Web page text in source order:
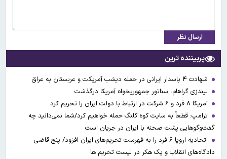
ارسال نظر
پربیننده ترین
شهادت ۴ پاسدار ایرانی در حمله دیشب آمریکت و عربستان به عراق
لیندزی گراهام، سناتور جمهوریخواه آمریکا درگذشت
آمریکا ۸ فرد و ۶ شرکت در ارتباط با دولت ایران را تحریم کرد
ترامپ: قطعاً به سایت کوه کلنگ حمله خواهیم کرد/شما نمی‌دانید چه
گفت‌وگوهایی پشت صحنه با ایران در جریان است
اتحادیه اروپا ۶ فرد را به فهرست تحریم‌های ایران افزود/ پنج قاضی
دادگاه‌های انقلاب و یک هکر در لیست تحریم ها